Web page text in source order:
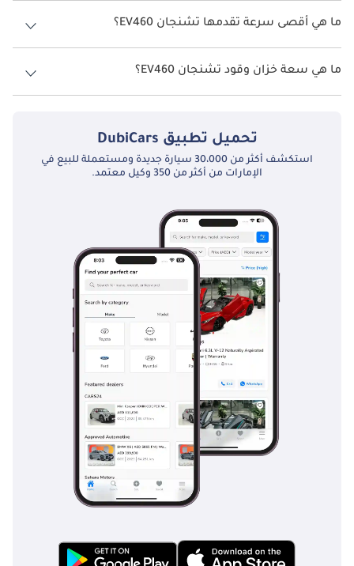
الدورية على فحص البطارية والإطارات والفرامل للحفاظ على الأداء
تنافس Changan EV460 سيارات كهربائية مثل BYD Qin Plus EV
. وعلى الرغم من أن بعض المنافسين
يقدمون مدى أطول، إلا أن EV460 تتميز بتوازنها بين الأداء والسعر
نسخ تشنجان EV460 هي .
ما هي أقصى سرعة تقدمها تشنجان EV460؟
السرعة القصوى تشنجان EV460 هي TBD.
ما هي سعة خزان وقود تشنجان EV460؟
تبلغ سعة خزان الوقود في تشنجان EV460 TBD.
تحميل تطبيق DubiCars
استكشف أكثر من 30،000 سيارة جديدة ومستعملة للبيع في
الإمارات من أكثر من 350 وكيل معتمد.